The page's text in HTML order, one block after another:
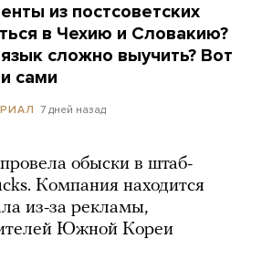
из постсоветских
в Чехию и Словакию?
сложно выучить? Вот
сами
7 дней назад
обыски в штаб-
Компания находится
из-за рекламы,
Южной Кореи